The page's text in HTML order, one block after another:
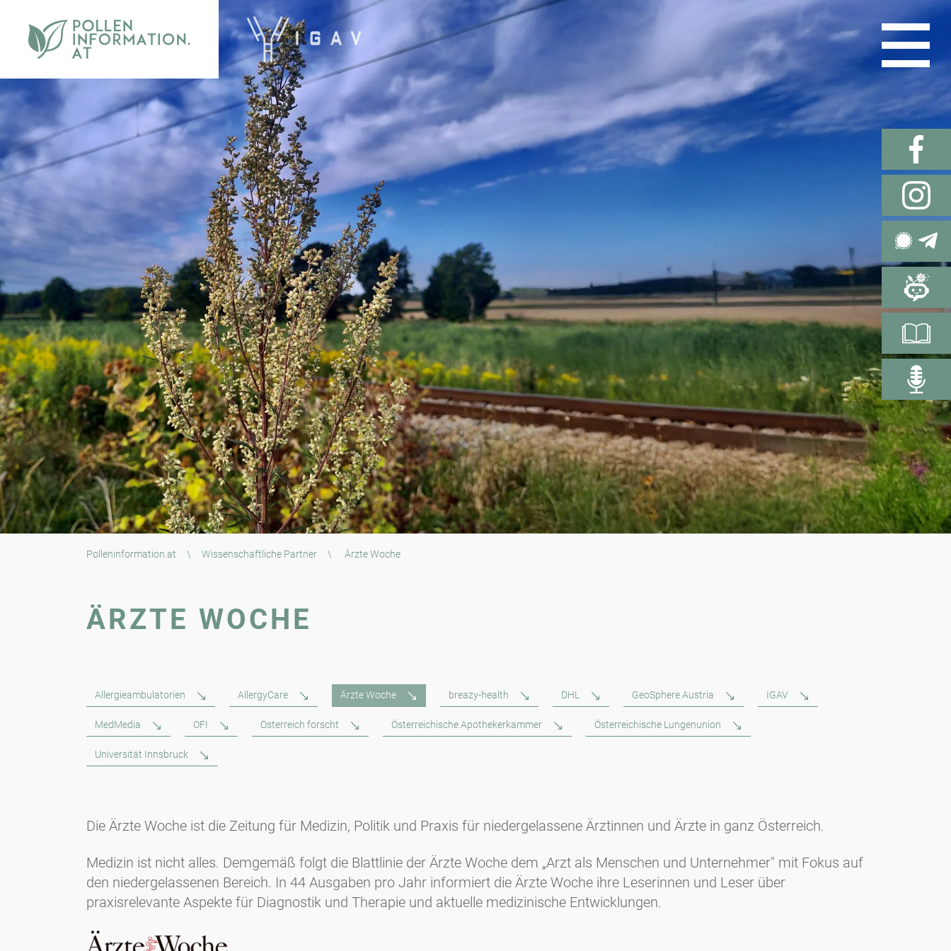
Polleninformation.at \ Wissenschaftliche Partner \ Ärzte Woche
ÄRZTE WOCHE
Allergieambulatorien AllergyCare Ärzte Woche breazy-health DHL GeoSphere Austria IGAV
MedMedia OFI Österreich forscht Österreichische Apothekerkammer Österreichische Lungenunion
Universität Innsbruck
Die Ärzte Woche ist die Zeitung für Medizin, Politik und Praxis für niedergelassene Ärztinnen und Ärzte in ganz Österreich.
Medizin ist nicht alles. Demgemäß folgt die Blattlinie der Ärzte Woche dem „Arzt als Menschen und Unternehmer" mit Fokus auf
den niedergelassenen Bereich. In 44 Ausgaben pro Jahr informiert die Ärzte Woche ihre Leserinnen und Leser über
praxisrelevante Aspekte für Diagnostik und Therapie und aktuelle medizinische Entwicklungen.